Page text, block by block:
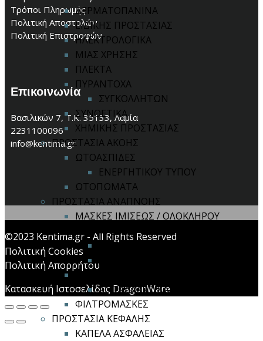
ΔΕΡΜΑΤΟΠΑΝΙΝΑ
ΕΙΔΙΚΗΣ ΠΡΟΣΤΑΣΙΑΣ
ΗΛΕΚΤΡΟΛΟΓΙΚΑ
ΜΙΑΣ ΧΡΗΣΗΣ
ΠΛΕΚΤΑ
ΠΥΡΑΝΤΟΧΑ
ΣΥΓΚΟΛΛΗΤΩΝ
ΣΥΝΘΕΤΙΚΑ
ΧΗΜΙΚΗΣ ΠΡΟΣΤΑΣΙΑΣ
ΠΡΟΣΤΑΣΙΑ ΑΚΟΗΣ
ΩΤΟΑΣΠΙΔΕΣ
ΕΝΕΡΓΗΤΙΚΟΥ ΤΥΠΟΥ
ΩΤΟΠΩΜΑΤΑ
ΠΡΟΣΤΑΣΙΑ ΑΝΑΠΝΟΗΣ
ΜΑΣΚΕΣ ΙΜΙΣΕΩΣ / ΟΛΟΚΛΗΡΟΥ
ΠΡΟΣΩΠΟΥ
ΑΝΤΑΛΛΑΚΤΙΚΑ
ΦΙΛΤΡΑ ΜΑΣΚΩΝ
ΣΥΣΤΗΜΑ ΠΑΡΟΧΗΣ ΑΕΡΑ
ΑΝΤΑΛΛΑΚΤΙΚΑ
ΦΙΛΤΡΟΜΑΣΚΕΣ
ΠΡΟΣΤΑΣΙΑ ΚΕΦΑΛΗΣ
ΚΑΠΕΛΑ ΑΣΦΑΛΕΙΑΣ
Τρόποι Πληρωμής
Πολιτική Αποστολών
Πολιτική Επιστροφών
Επικοινωνία
Βασιλικών 7, Τ.Κ. 35133, Λαμία
2231100096
info@kentima.gr
©2023 Kentima.gr - All Rights Reserved
Πολιτική Cookies
Πολιτική Απορρήτου
Κατασκευή Ιστοσελίδας DragonWare